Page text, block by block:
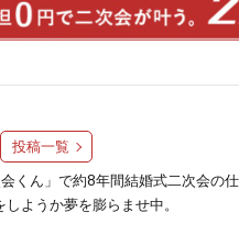
投稿一覧
くん」で約8年間結婚式二次会の
ようか夢を膨らませ中。